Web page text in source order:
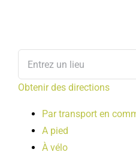
Obtenir des directions
Par transport en
A pied
À vélo